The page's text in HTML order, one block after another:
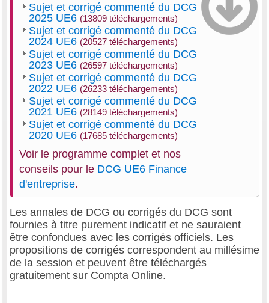
Sujet et corrigé commenté du DCG
2025 UE6 (13809 téléchargements)
Sujet et corrigé commenté du DCG
2024 UE6 (20527 téléchargements)
Sujet et corrigé commenté du DCG
2023 UE6 (26597 téléchargements)
Sujet et corrigé commenté du DCG
2022 UE6 (26233 téléchargements)
Sujet et corrigé commenté du DCG
2021 UE6 (28149 téléchargements)
Sujet et corrigé commenté du DCG
2020 UE6 (17685 téléchargements)
Voir le programme complet et nos
conseils pour le DCG UE6 Finance
d'entreprise.
Les annales de DCG ou corrigés du DCG sont
fournies à titre purement indicatif et ne sauraient
être confondues avec les corrigés officiels. Les
propositions de corrigés correspondent au millésime
de la session et peuvent être téléchargés
gratuitement sur Compta Online.